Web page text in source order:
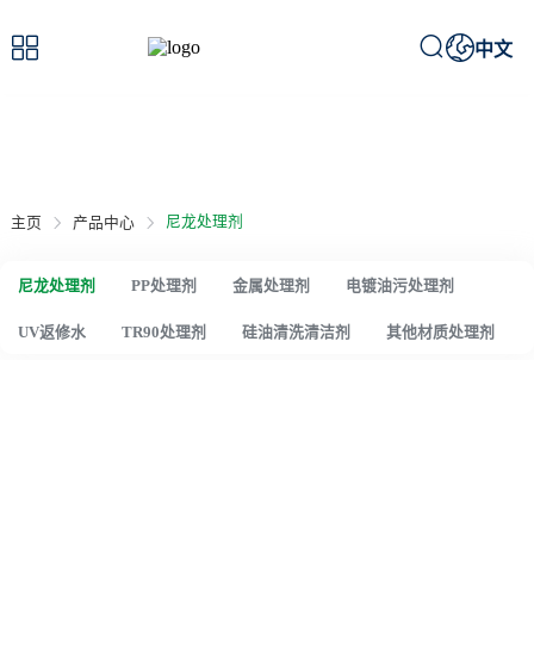
 中文
主页 产品中心 尼龙处理剂
尼龙处理剂 PP处理剂 金属处理剂 电镀油污处理剂
UV返修水 TR90处理剂 硅油清洗清洁剂 其他材质处理剂